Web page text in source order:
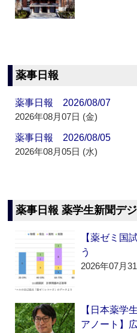
薬事日報
薬事日報 2026/08/07
2026年08月07日 (金)
薬事日報 2026/08/05
2026年08月05日 (水)
薬事日報 薬学生新聞デ
【薬ゼミ国
う
2026年07月
【日本薬学
アノート】